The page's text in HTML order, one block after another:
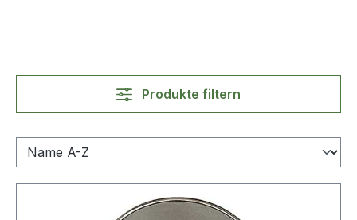
Produkte filtern